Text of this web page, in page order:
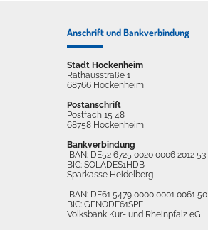
Anschrift und Bankverbindung
Stadt Hockenheim
Rathausstraße 1
68766 Hockenheim
Postanschrift
Postfach 15 48
68758 Hockenheim
Bankverbindung
IBAN: DE52 6725 0020 0006 2012 53
BIC: SOLADES1HDB
Sparkasse Heidelberg
IBAN: DE61 5479 0000 0001 0061 50
BIC: GENODE61SPE
Volksbank Kur- und Rheinpfalz eG